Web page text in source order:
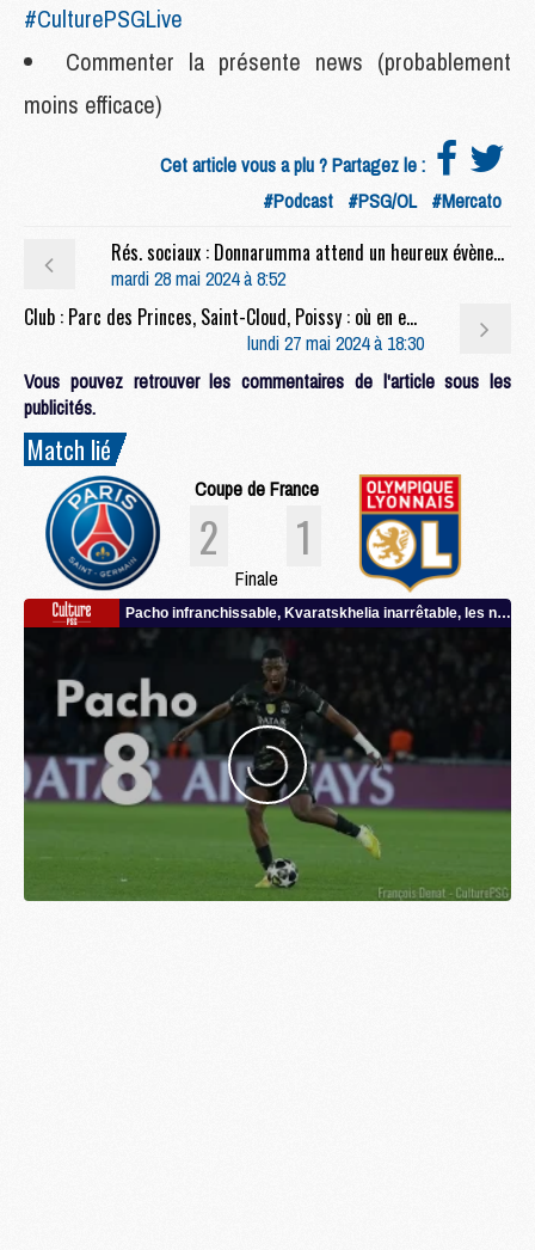
#CulturePSGLive
Commenter la présente news (probablement
moins efficace)
Cet article vous a plu ? Partagez le :
#Podcast #PSG/OL #Mercato
Rés. sociaux : Donnarumma attend un heureux évènement
mardi 28 mai 2024 à 8:52
Club : Parc des Princes, Saint-Cloud, Poissy : où en est le dossier du futur stade du PSG ?
lundi 27 mai 2024 à 18:30
Vous pouvez retrouver les commentaires de l'article sous les
publicités.
Match lié
Coupe de France
2 1
Finale